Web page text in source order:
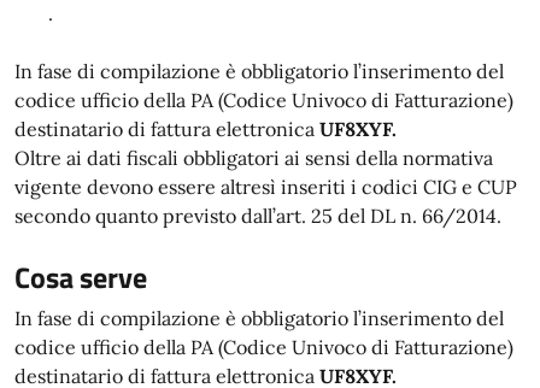
.
In fase di compilazione è obbligatorio l’inserimento del
codice ufficio della PA (Codice Univoco di Fatturazione)
destinatario di fattura elettronica UF8XYF.
Oltre ai dati fiscali obbligatori ai sensi della normativa
vigente devono essere altresì inseriti i codici CIG e CUP
secondo quanto previsto dall’art. 25 del DL n. 66/2014.
Cosa serve
In fase di compilazione è obbligatorio l’inserimento del
codice ufficio della PA (Codice Univoco di Fatturazione)
destinatario di fattura elettronica UF8XYF.